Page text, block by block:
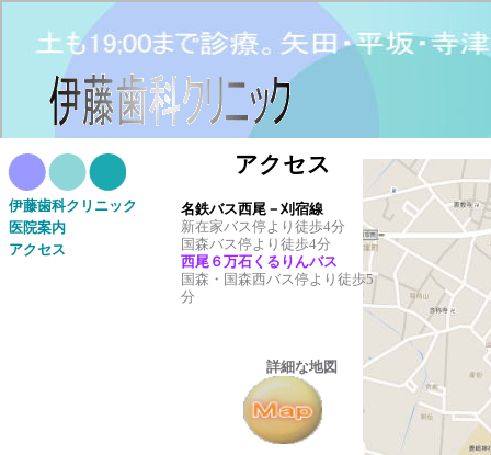
アクセス
名鉄バス西尾－刈宿線
新在家バス停より徒歩4分
国森バス停より徒歩4分
西尾６万石くるりんバス
国森・国森西バス停より徒歩5
分
詳細な地図
伊藤歯科クリニック
医院案内
アクセス